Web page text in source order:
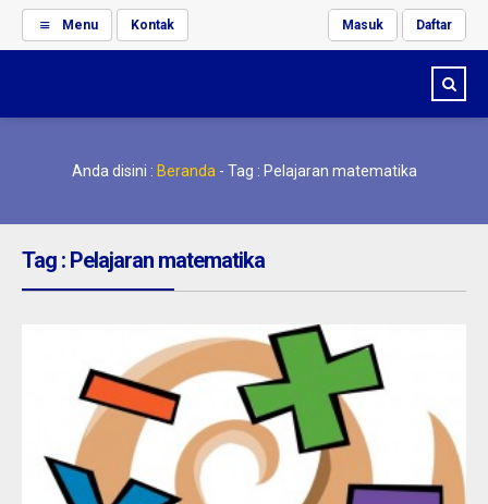
Menu Kontak Masuk Daftar
Anda disini : Beranda - Tag : Pelajaran matematika
Tag : Pelajaran matematika